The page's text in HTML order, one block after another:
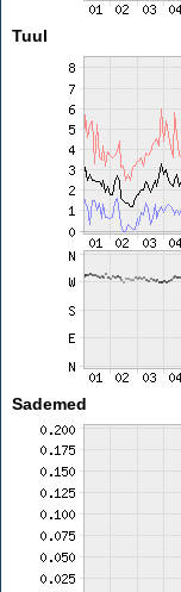
Tuul
Sademed